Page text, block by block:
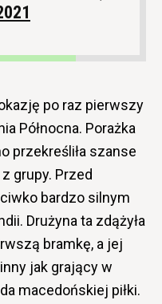
po raz pierwszy
Północna. Porażka
przekreśliła szanse
grupy. Przed
bardzo silnym
Drużyna ta zdążyła
bramkę, a jej
jak grający w
macedońskiej piłki.